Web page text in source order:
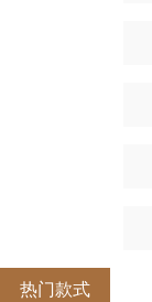
热门款式